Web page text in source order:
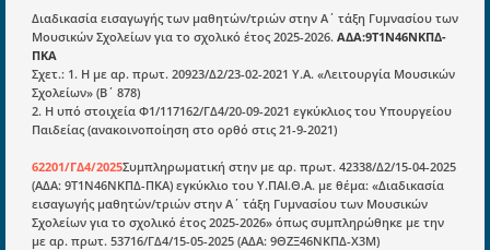
Διαδικασία εισαγωγής των μαθητών/τριών στην Α΄ τάξη Γυμνασίου των
Μουσικών Σχολείων για το σχολικό έτος 2025-2026. ΑΔΑ:9Τ1Ν46ΝΚΠΔ-
ΠΚΑ
Σχετ.: 1. Η με αρ. πρωτ. 20923/Δ2/23-02-2021 Υ.Α. «Λειτουργία Μουσικών
Σχολείων» (Β΄ 878)
2. Η υπό στοιχεία Φ1/117162/ΓΔ4/20-09-2021 εγκύκλιος του Υπουργείου
Παιδείας (ανακοινοποίηση στο ορθό στις 21-9-2021)
62201/ΓΔ4/2025Συμπληρωματική στην με αρ. πρωτ. 42338/Δ2/15-04-2025
(ΑΔΑ: 9Τ1Ν46ΝΚΠΔ-ΠΚΑ) εγκύκλιο του Υ.ΠΑΙ.Θ.Α. με θέμα: «Διαδικασία
εισαγωγής μαθητών/τριών στην Α΄ τάξη Γυμνασίου των Μουσικών
Σχολείων για το σχολικό έτος 2025-2026» όπως συμπληρώθηκε με την
με αρ. πρωτ. 53716/ΓΔ4/15-05-2025 (ΑΔΑ: 9ΘΖΞ46ΝΚΠΔ-Χ3Μ)
μετατράπηκε σε επιχειρηματική οντότητα και φιλοδοξεί να συμβάλλει
στην διάδοση της γνώσης.
Επικαιρότητα
E-book